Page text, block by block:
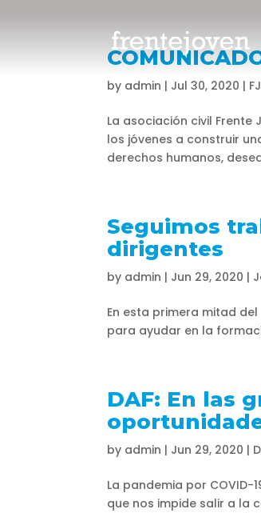
by admin | Jul 30, 2020 |
La asociación civil Frente
los jóvenes a construir
derechos humanos,
Seguimos
dirigentes
by admin | Jun 29, 2020 |
En esta primera mitad
para ayudar en la
DAF: En las
by admin | Jun 29, 2020 |
La pandemia por
que nos impide salir a la